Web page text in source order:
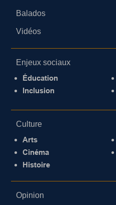
Balados
Vidéos
Enjeux sociaux
Éducation
Inclusion
Culture
Arts
Cinéma
Histoire
Opinion